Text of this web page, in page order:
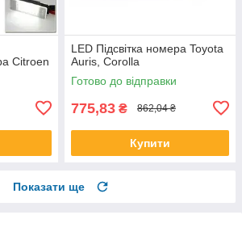
Citroen
LED Підсвітка номера Toyota
Auris, Corolla
Готово до відправки
775,83 ₴ 862,04 ₴
Купити
Показати ще